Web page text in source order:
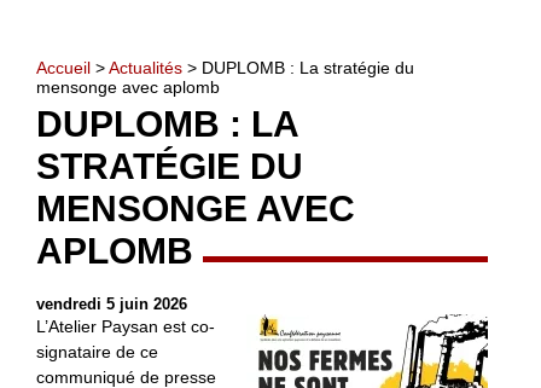
Accueil >Actualités > DUPLOMB : La stratégie du
mensonge avec aplomb
DUPLOMB : LA
STRATÉGIE DU
MENSONGE AVEC
APLOMB
vendredi 5 juin 2026
L’Atelier Paysan est co-
signataire de ce
communiqué de presse